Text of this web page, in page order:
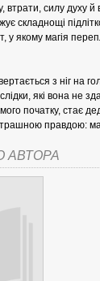
втрати, силу духу
складнощі
у якому магія
з ніг на
які вона не
початку,
правдою:
АВТОРА